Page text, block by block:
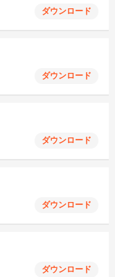
ダウンロード
ダウンロード
ダウンロード
ダウンロード
ダウンロード